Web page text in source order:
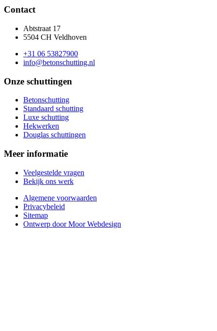
Contact
Abtstraat 17
5504 CH Veldhoven
+31 06 53827900
info@betonschutting.nl
Onze schuttingen
Betonschutting
Standaard schutting
Luxe schutting
Hekwerken
Douglas schuttingen
Meer informatie
Veelgestelde vragen
Bekijk ons werk
Algemene voorwaarden
Privacybeleid
Sitemap
Ontwerp door Moor Webdesign